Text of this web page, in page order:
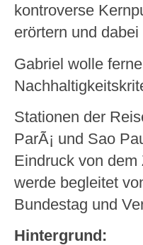
kontroverse
erörtern und
Gabriel wolle
Stationen der
ParÃ¡ und Sao
Eindruck von
werde begleitet
Bundestag und
Hintergrund: